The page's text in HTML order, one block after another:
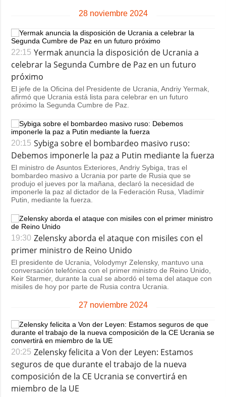
28 noviembre 2024
22:15 Yermak anuncia la disposición de Ucrania a
celebrar la Segunda Cumbre de Paz en un futuro
próximo
El jefe de la Oficina del Presidente de Ucrania, Andriy Yermak,
afirmó que Ucrania está lista para celebrar en un futuro
próximo la Segunda Cumbre de Paz.
20:15 Sybiga sobre el bombardeo masivo ruso:
Debemos imponerle la paz a Putin mediante la fuerza
El ministro de Asuntos Exteriores, Andriy Sybiga, tras el
bombardeo masivo a Ucrania por parte de Rusia que se
produjo el jueves por la mañana, declaró la necesidad de
imponerle la paz al dictador de la Federación Rusa, Vladímir
Putin, mediante la fuerza.
19:30 Zelensky aborda el ataque con misiles con el
primer ministro de Reino Unido
El presidente de Ucrania, Volodymyr Zelensky, mantuvo una
conversación telefónica con el primer ministro de Reino Unido,
Keir Starmer, durante la cual se abordó el tema del ataque con
misiles de hoy por parte de Rusia contra Ucrania.
27 noviembre 2024
20:25 Zelensky felicita a Von der Leyen: Estamos
seguros de que durante el trabajo de la nueva
composición de la CE Ucrania se convertirá en
miembro de la UE